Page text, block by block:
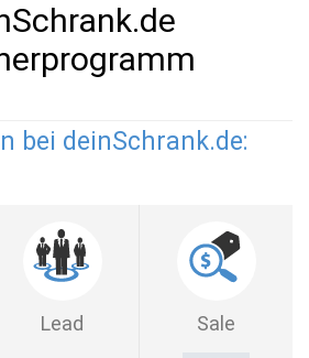
bei deinSchrank.de:
Lead Sale